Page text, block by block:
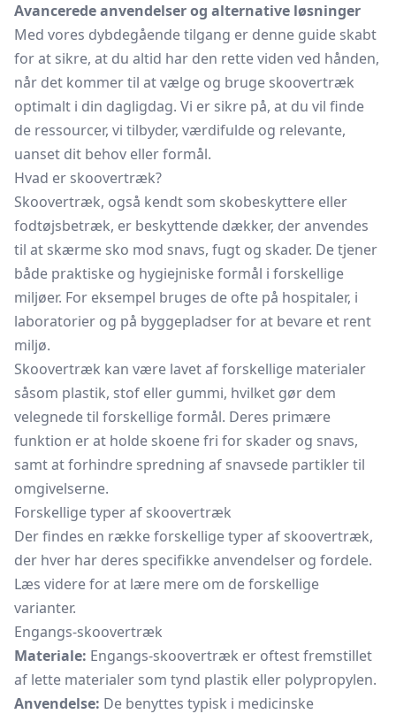
Avancerede anvendelser og alternative løsninger
Med vores dybdegående tilgang er denne guide skabt
for at sikre, at du altid har den rette viden ved hånden,
når det kommer til at vælge og bruge skoovertræk
optimalt i din dagligdag. Vi er sikre på, at du vil finde
de ressourcer, vi tilbyder, værdifulde og relevante,
uanset dit behov eller formål.
Hvad er skoovertræk?
Skoovertræk, også kendt som skobeskyttere eller
fodtøjsbetræk, er beskyttende dækker, der anvendes
til at skærme sko mod snavs, fugt og skader. De tjener
både praktiske og hygiejniske formål i forskellige
miljøer. For eksempel bruges de ofte på hospitaler, i
laboratorier og på byggepladser for at bevare et rent
miljø.
Skoovertræk kan være lavet af forskellige materialer
såsom plastik, stof eller gummi, hvilket gør dem
velegnede til forskellige formål. Deres primære
funktion er at holde skoene fri for skader og snavs,
samt at forhindre spredning af snavsede partikler til
omgivelserne.
Forskellige typer af skoovertræk
Der findes en række forskellige typer af skoovertræk,
der hver har deres specifikke anvendelser og fordele.
Læs videre for at lære mere om de forskellige
varianter.
Engangs-skoovertræk
Materiale: Engangs-skoovertræk er oftest fremstillet
af lette materialer som tynd plastik eller polypropylen.
Anvendelse: De benyttes typisk i medicinske